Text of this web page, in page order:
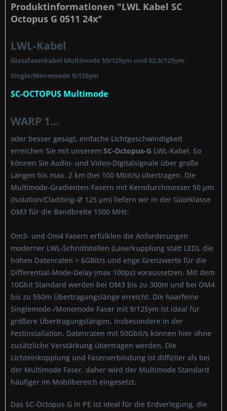
Produktinformationen "LWL Kabel SC
Octopus G 0511 24x"
LWL-Kabel
Glassfaserkabel Multimode 50/125ym und 62,5/125ym
Single/Monomode 9/125ym
SC-OCTOPUS Multimode
WARP 1...
oder besser gesagt, einfache Lichtgeschwindigkeit
erreichen Sie mit unserem SC-Octopus-G LWL-Kabel. So
können Sie Audio- und Video-Digitalsignale über große
Längen bis max. 2 km (bei 100 Mbit/s) übertragen. Die
Multimode-Gradienten-Fasern mit Kerndurchmesser 50 µm
(Isolation/Cladding-Ø 125 µm) liefern wir in der Güteklasse
OM3 für die Bandbreite 1500 MHz.
Om3- und Om4 Fasern erfülklen die Anforderungen
moderner LWL-Schnittstellen (Laserkupplung statt LED), die
hohen Datenraten > 6GBit/s und enge Grenzwerte für die
Differential-Mode-Delay (max 100ps) voraussetzen. Mit dem
10Gbit Standard werden bei OM3 bis zu 300m und bei OM4
bis zu 550m Übertragungslänge erreicht. Die haarfeine
Singlemode-/Monomode Faser mit 9/125ym ist ideal für
größere Übertragungslängen, insbesondere in der
Festinstallation. Datenraten mit 50Gbit/s können hier ohne
zusätzliche Verstärkung übertragen werden. Die
Lichteinkopplung und Faserverbindung ist diffiziler als bei
der Multimode Faser, daher wird der Multimode Standard
häufiger im Mobilbereich eingesetzt.
Das SC-Octopus G in PE ist ideal für die Erdverlegung, die